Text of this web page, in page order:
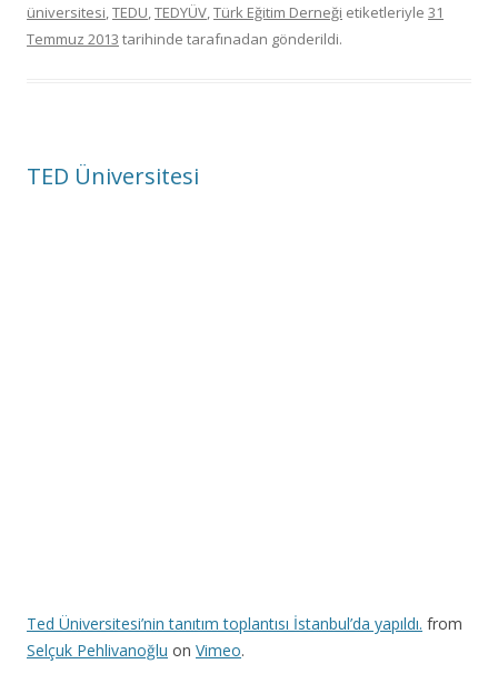
üniversitesi,TEDU,TEDYÜV,Türk Eğitim Derneği etiketleriyle 31
Temmuz 2013 tarihinde tarafınadan gönderildi.
TED Üniversitesi
Ted Üniversitesi’nin tanıtım toplantısı İstanbul’da yapıldı. from
Selçuk Pehlivanoğlu on Vimeo.